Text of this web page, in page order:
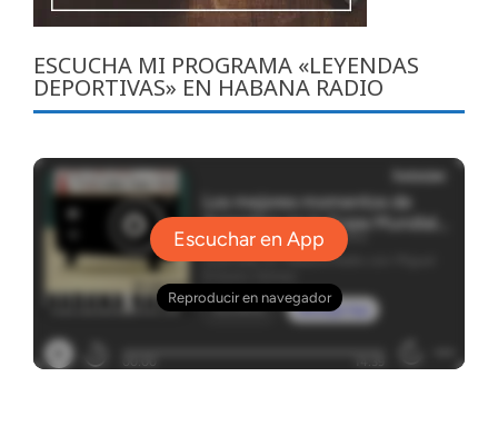
ESCUCHA MI PROGRAMA «LEYENDAS
DEPORTIVAS» EN HABANA RADIO